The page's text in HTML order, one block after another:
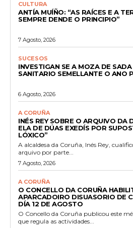
CULTURA
ANTÍA MUÍÑO: “AS RAÍCES E A
SEMPRE DENDE O PRINCIPIO”
7 Agosto, 2026
SUCESOS
INVESTIGAN SE A MOZA DE
SANITARIO SEMELLANTE O ANO
6 Agosto, 2026
A CORUÑA
INÉS REY SOBRE O ARQUIVO DA
ELA DE DÚAS EXEDÍS POR
LÓXICO”
A alcaldesa da Coruña, Inés Rey,
arquivo por parte...
7 Agosto, 2026
A CORUÑA
O CONCELLO DA CORUÑA
APARCADOIRO DISUASORIO DE
DÍA 12 DE AGOSTO
O Concello da Coruña publicou este
que regula as actividades...